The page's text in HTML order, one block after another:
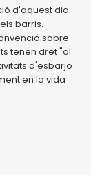
d'aquest dia
barris.
sobre
tenen dret "al
d'esbarjo
en la vida